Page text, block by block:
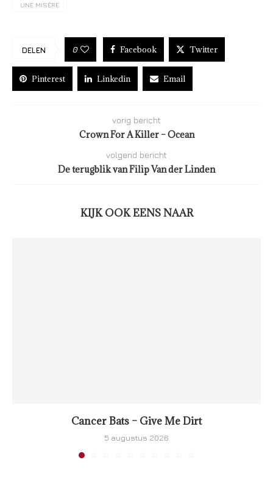
UNE MISÈRE
DELEN 0 Facebook Twitter
Pinterest Linkedin Email
vorig bericht
Crown For A Killer – Ocean
volgend bericht
De terugblik van Filip Van der Linden
KIJK OOK EENS NAAR
Cancer Bats – Give Me Dirt
5 augustus 2026